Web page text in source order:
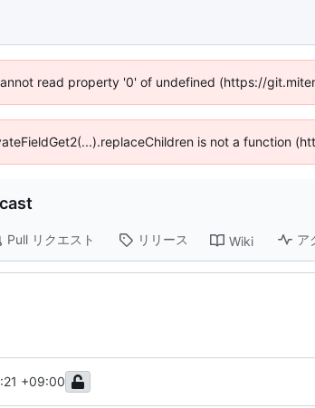
read property '0' of undefined (https://
is not a function
Pull リクエスト リリース Wiki ア
+09:00